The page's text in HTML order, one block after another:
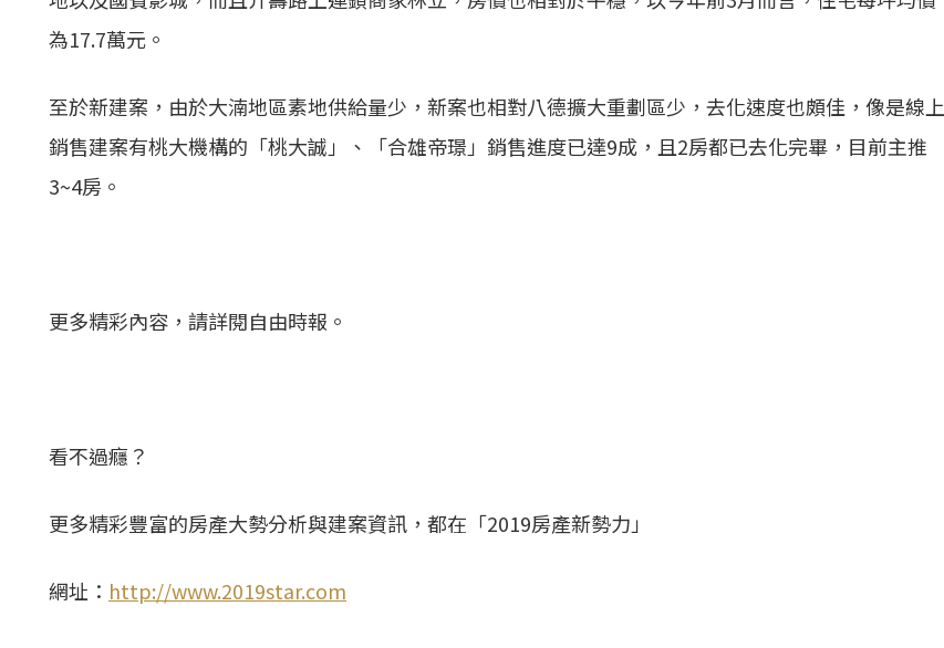
為17.7萬元。
至於新建案，由於大湳地區素地供給量少，新案也相對八德擴大重劃區少，去化速度也頗佳，像是線上
銷售建案有桃大機構的「桃大誠」、「合雄帝璟」銷售進度已達9成，且2房都已去化完畢，目前主推
3~4房。
更多精彩內容，請詳閱自由時報。
看不過癮？
更多精彩豐富的房產大勢分析與建案資訊，都在「2019房產新勢力」
網址： http://www.2019star.com